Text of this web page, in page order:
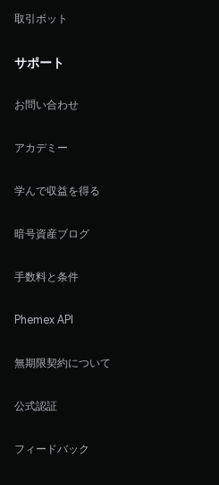
取引ボット
サポート
お問い合わせ
アカデミー
学んで収益を得る
暗号資産ブログ
手数料と条件
Phemex API
無期限契約について
公式認証
フィードバック